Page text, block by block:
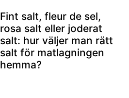
Fint salt, fleur de sel,
rosa salt eller joderat
salt: hur väljer man rätt
salt för matlagningen
hemma?